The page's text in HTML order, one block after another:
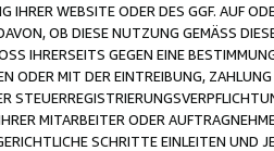
WEBSITE ODER DES GGF. AUF
OB DIESE NUTZUNG GEMÄSS
IHRERSEITS GEGEN EINE
ODER MIT DER EINTREIBUNG,
MITARBEITER ODER
SCHRITTE EINLEITEN UND